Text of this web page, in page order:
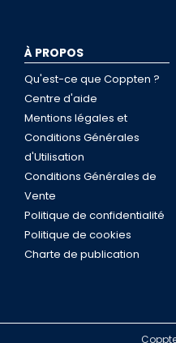
À PROPOS
Qu'est-ce que Coppten ?
Centre d'aide
Mentions légales et
Conditions Générales
d'Utilisation
Conditions Générales de
Vente
Politique de confidentialité
Politique de cookies
Charte de publication